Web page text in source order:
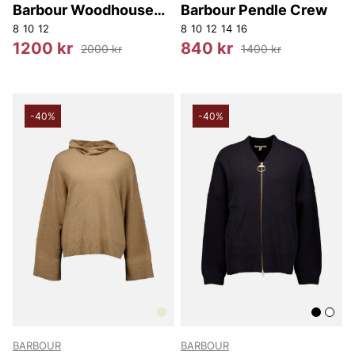
Barbour Woodhouse
Knitted Jumper
8 10 12
1200 kr 2000 kr
Barbour Pendle Crew
8 10 12 14 16
840 kr 1400 kr
-40%
BARBOUR
-40%
BARBOUR